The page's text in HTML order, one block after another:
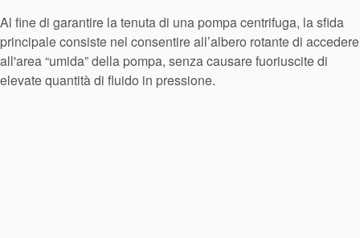
Al fine di garantire la tenuta di una pompa centrifuga, la sfida
principale consiste nel consentire all’albero rotante di accedere
all'area “umida” della pompa, senza causare fuoriuscite di
elevate quantità di fluido in pressione.